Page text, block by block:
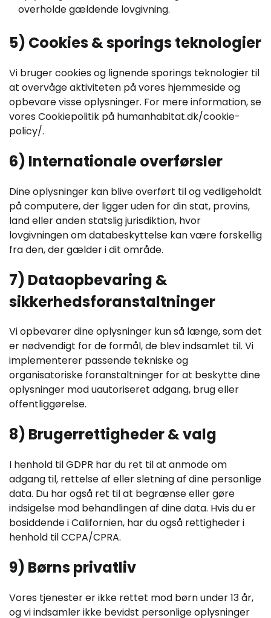
overholde gældende lovgivning.
5) Cookies & sporings teknologier
Vi bruger cookies og lignende sporings teknologier til
at overvåge aktiviteten på vores hjemmeside og
opbevare visse oplysninger. For mere information, se
vores Cookiepolitik på humanhabitat.dk/cookie-
policy/.
6) Internationale overførsler
Dine oplysninger kan blive overført til og vedligeholdt
på computere, der ligger uden for din stat, provins,
land eller anden statslig jurisdiktion, hvor
lovgivningen om databeskyttelse kan være forskellig
fra den, der gælder i dit område.
7) Dataopbevaring &
sikkerhedsforanstaltninger
Vi opbevarer dine oplysninger kun så længe, som det
er nødvendigt for de formål, de blev indsamlet til. Vi
implementerer passende tekniske og
organisatoriske foranstaltninger for at beskytte dine
oplysninger mod uautoriseret adgang, brug eller
offentliggørelse.
8) Brugerrettigheder & valg
I henhold til GDPR har du ret til at anmode om
adgang til, rettelse af eller sletning af dine personlige
data. Du har også ret til at begrænse eller gøre
indsigelse mod behandlingen af dine data. Hvis du er
bosiddende i Californien, har du også rettigheder i
henhold til CCPA/CPRA.
9) Børns privatliv
Vores tjenester er ikke rettet mod børn under 13 år,
og vi indsamler ikke bevidst personlige oplysninger